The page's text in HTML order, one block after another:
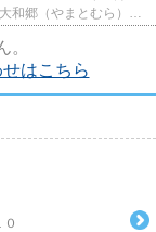
はこちら